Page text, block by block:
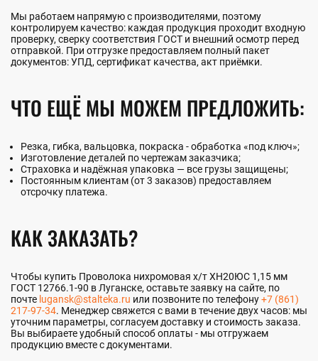
Мы работаем напрямую с производителями, поэтому
контролируем качество: каждая продукция проходит входную
проверку, сверку соответствия ГОСТ и внешний осмотр перед
отправкой. При отгрузке предоставляем полный пакет
документов: УПД, сертификат качества, акт приёмки.
ЧТО ЕЩЁ МЫ МОЖЕМ ПРЕДЛОЖИТЬ:
Резка, гибка, вальцовка, покраска - обработка «под ключ»;
Изготовление деталей по чертежам заказчика;
Страховка и надёжная упаковка — все грузы защищены;
Постоянным клиентам (от 3 заказов) предоставляем
отсрочку платежа.
КАК ЗАКАЗАТЬ?
Чтобы купить Проволока нихромовая х/т ХН20ЮС 1,15 мм
ГОСТ 12766.1-90 в Луганске, оставьте заявку на сайте, по
почте lugansk@stalteka.ru или позвоните по телефону+7 (861)
217-97-34. Менеджер свяжется с вами в течение двух часов: мы
уточним параметры, согласуем доставку и стоимость заказа.
Вы выбираете удобный способ оплаты - мы отгружаем
продукцию вместе с документами.